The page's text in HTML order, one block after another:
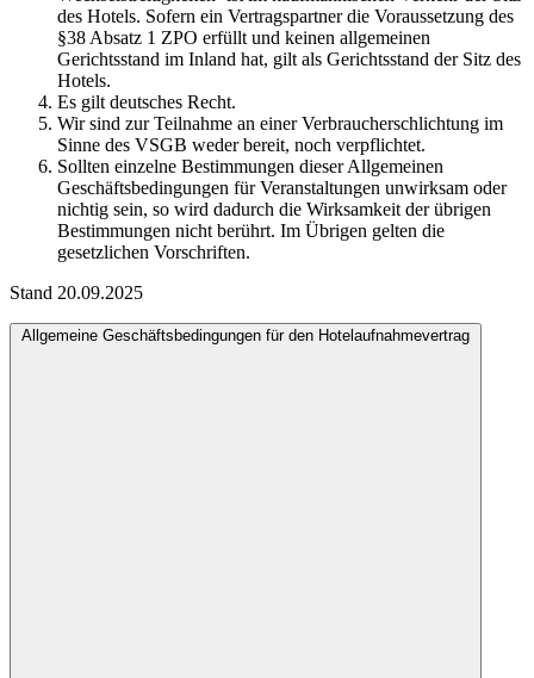
des Hotels. Sofern ein Vertragspartner die Voraussetzung des
§38 Absatz 1 ZPO erfüllt und keinen allgemeinen
Gerichtsstand im Inland hat, gilt als Gerichtsstand der Sitz des
Hotels.
Es gilt deutsches Recht.
Wir sind zur Teilnahme an einer Verbraucherschlichtung im
Sinne des VSGB weder bereit, noch verpflichtet.
Sollten einzelne Bestimmungen dieser Allgemeinen
Geschäftsbedingungen für Veranstaltungen unwirksam oder
nichtig sein, so wird dadurch die Wirksamkeit der übrigen
Bestimmungen nicht berührt. Im Übrigen gelten die
gesetzlichen Vorschriften.
Stand 20.09.2025
Allgemeine Geschäftsbedingungen für den Hotelaufnahmevertrag